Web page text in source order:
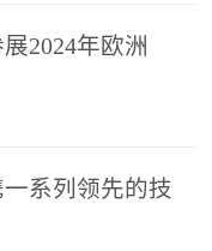
2024年欧洲
系列领先的技
产品参展2024